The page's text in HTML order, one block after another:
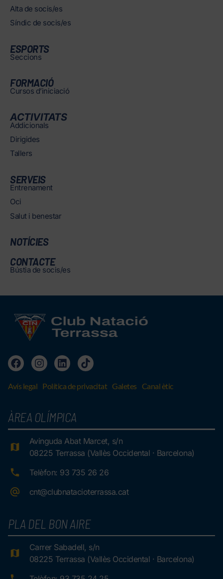
Alta de socis/es
Síndic de socis/es
ESPORTS
Seccions
FORMACIÓ
Cursos d’iniciació
ACTIVITATS
Addicionals
Dirigides
Tallers
SERVEIS
Entrenament
Oci
Salut i benestar
NOTÍCIES
CONTACTE
Bústia de socis/es
Avís legal Política de privacitat Galetes Canal ètic
ÀREA OLÍMPICA
Avinguda Abat Marcet, s/n
08225 Terrassa (Vallès Occidental · Barcelona)
Telèfon: 93 735 26 26
cnt@clubnatacioterrassa.cat
PLA DEL BON AIRE
Carrer Sabadell, s/n
08225 Terrassa (Vallès Occidental · Barcelona)